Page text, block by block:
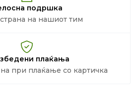
подршка
на нашиот тим
плаќања
при плаќање со картичка